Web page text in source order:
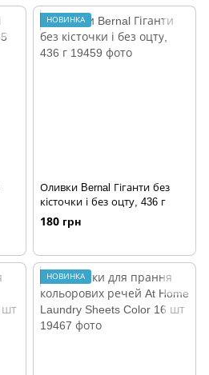
НОВИНКА
Оливки Bernal Гіганти без
кісточки і без оцту, 436 г
180 грн
НОВИНКА